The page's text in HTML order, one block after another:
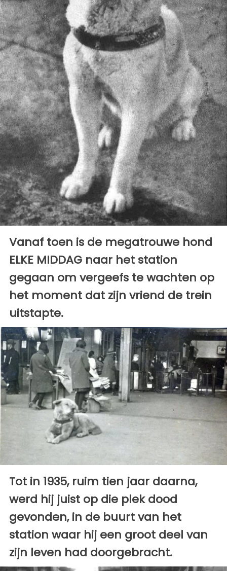
Vanaf toen is de megatrouwe hond
ELKE MIDDAG naar het station
gegaan om vergeefs te wachten op
het moment dat zijn vriend de trein
uitstapte.
Tot in 1935, ruim tien jaar daarna,
werd hij juist op die plek dood
gevonden, in de buurt van het
station waar hij een groot deel van
zijn leven had doorgebracht.